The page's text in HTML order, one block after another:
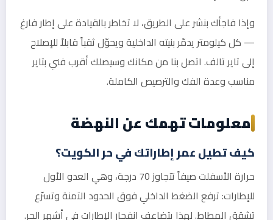
وإذا فاجأك بنشر على الطريق، لا تخاطر بالقيادة على إطار فارغ
— كل كيلومتر يدمّر بنيته الداخلية ويحوّل ثقباً قابلاً للإصلاح
إلى تاير تالف. اتصل بنا من مكانك وسيصلك أقرب فني بتاير
مناسب وعدة الفك والترصيص الكاملة.
معلومات تهمك عن النهضة
كيف تطيل عمر إطاراتك في حر الكويت؟
حرارة الأسفلت صيفاً تتجاوز 70 درجة، وهي العدو الأول
للإطارات: ترفع الضغط الداخلي فوق الحدود الآمنة وتسرّع
تشقق المطاط. لهذا يتضاعف انفجار الإطارات في أشهر الحر.